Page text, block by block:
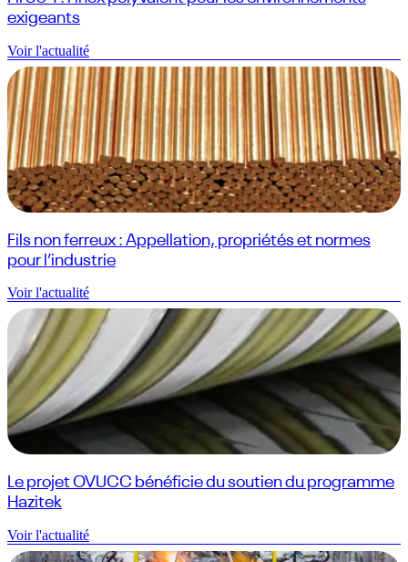
exigeants
Voir l'actualité
Fils non ferreux : Appellation, propriétés et normes
pour l’industrie
Voir l'actualité
Le projet OVUCC bénéficie du soutien du programme
Hazitek
Voir l'actualité